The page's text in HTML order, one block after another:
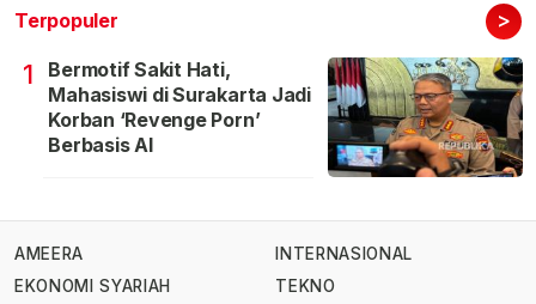
Terpopuler >
1
Bermotif Sakit Hati,
Mahasiswi di Surakarta Jadi
Korban ‘Revenge Porn’
Berbasis AI
AMEERA
EKONOMI SYARIAH
INTERNASIONAL
TEKNO